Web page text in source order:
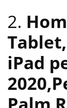
2.
iPad